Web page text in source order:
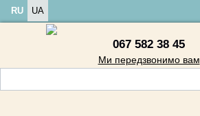
RU UA
067 582 38 45
Ми передзвонимо вам